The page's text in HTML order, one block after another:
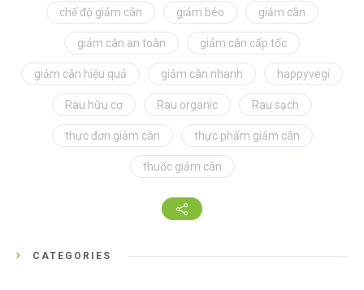
chế độ giảm cân giảm béo giảm cân
giảm cân an toàn giảm cân cấp tốc
giảm cân hiệu quả giảm cân nhanh happyvegi
Rau hữu cơ Rau organic Rau sạch
thực đơn giảm cân thực phẩm giảm cân
thuốc giảm cân
CATEGORIES